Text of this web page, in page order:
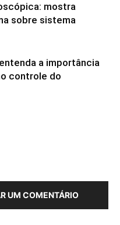
mostra
sobre sistema
a importância
controle do
UM COMENTÁRIO